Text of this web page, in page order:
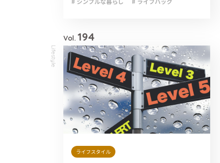
Lifestyle
Vol. 194
ライフスタイル